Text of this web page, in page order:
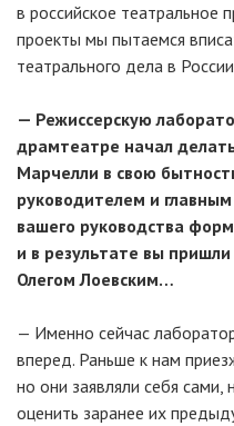
в российское театральное
проекты мы пытаемся
театрального дела в
— Режиссерскую
драмтеатре начал
Марчелли в свою
руководителем и
вашего руководства
и в результате вы
Олегом Лоевским…
— Именно сейчас
вперед. Раньше к нам
но они заявляли себя
оценить заранее их